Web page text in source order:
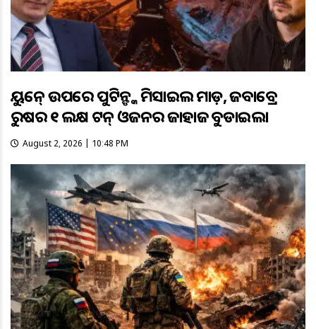
ୟୁକ୍ରେନ୍ ଉପରେ ପୁଟିନ୍ଙ୍କ ମିସାଇଲ ମାଡ଼, ଜବାବ୍ରେ
ରୁଷର ୧ ଲକ୍ଷ ଟନ୍ ଓଜନର ଜାହାଜ ବୁଡାଇଲା
August 2, 2026 | 10:48 PM